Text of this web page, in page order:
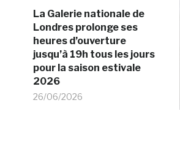
La Galerie nationale de
Londres prolonge ses
heures d’ouverture
jusqu’à 19h tous les jours
pour la saison estivale
2026
26/06/2026